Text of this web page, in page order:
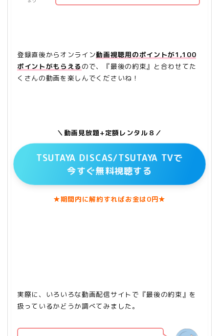
登録直後からオンライン動画視聴用のポイントが1,100
ポイントがもらえる ので、『最後の約束』と合わせてた
くさんの動画を楽しんでくださいね！
＼動画見放題+定額レンタル８／
TSUTAYA DISCAS/TSUTAYA TVで
今すぐ無料視聴する
★期間内に解約すればお金は0円★
実際に、いろいろな動画配信サイトで『最後の約束』を
扱っているかどうか調べてみました。